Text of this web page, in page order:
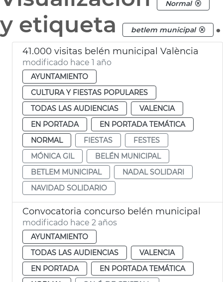
Normal
y etiqueta betlem municipal .
41.000 visitas belén municipal València
modificado hace 1 año
AYUNTAMIENTO
CULTURA Y FIESTAS POPULARES
TODAS LAS AUDIENCIAS
VALENCIA
EN PORTADA
EN PORTADA TEMÁTICA
NORMAL
FIESTAS
FESTES
MÓNICA GIL
BELÉN MUNICIPAL
BETLEM MUNICIPAL
NADAL SOLIDARI
NAVIDAD SOLIDARIO
Convocatoria concurso belén municipal
modificado hace 2 años
AYUNTAMIENTO
TODAS LAS AUDIENCIAS
VALENCIA
EN PORTADA
EN PORTADA TEMÁTICA